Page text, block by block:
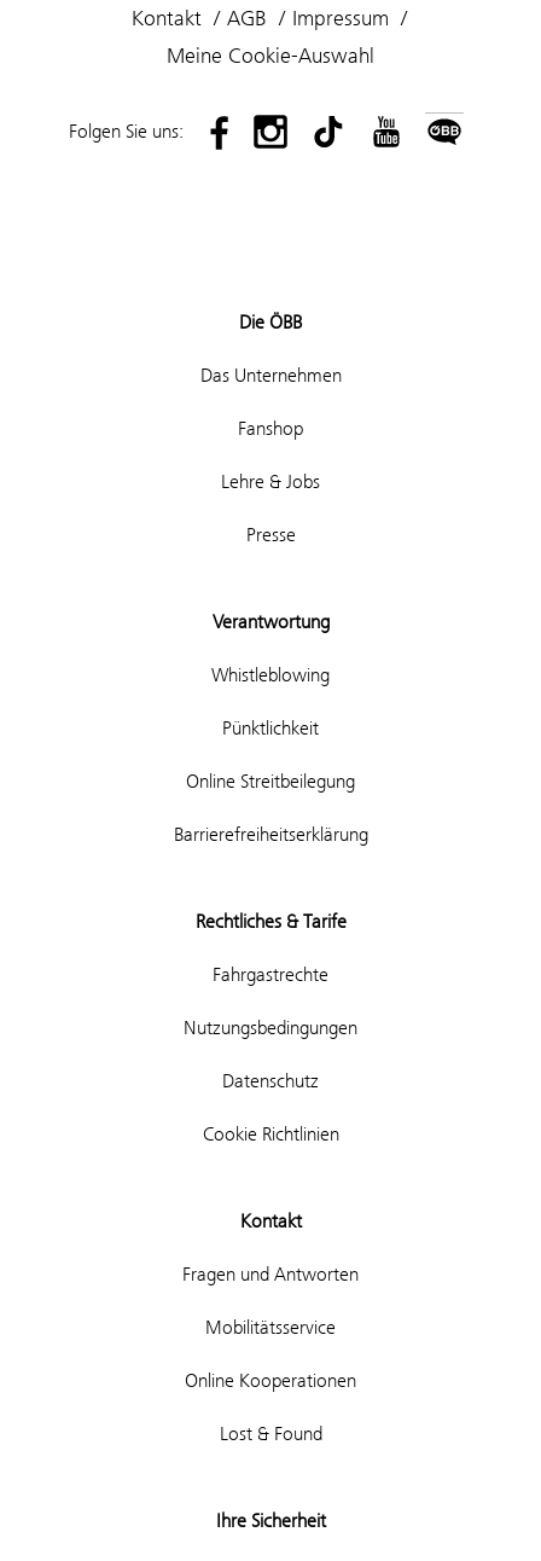
Kontakt AGB
Impressum
Meine Cookie-Auswahl
Folgen Sie uns:
Die ÖBB
Das Unternehmen
Fanshop
Lehre & Jobs
Presse
Verantwortung
Whistleblowing
Pünktlichkeit
Online Streitbeilegung
Barrierefreiheitserklärung
Rechtliches & Tarife
Fahrgastrechte
Nutzungsbedingungen
Datenschutz
Cookie Richtlinien
Kontakt
Fragen und Antworten
Mobilitätsservice
Online Kooperationen
Lost & Found
Ihre Sicherheit